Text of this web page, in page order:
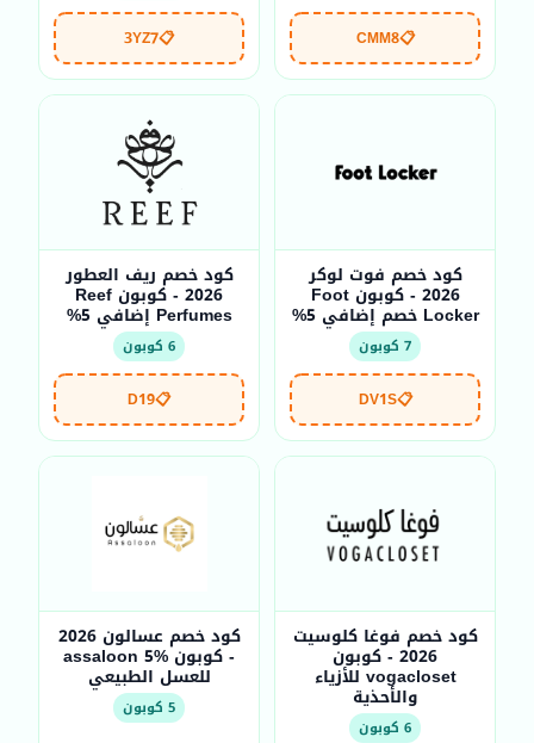
📋
CMM8
📋
3YZ7
كود خصم فوت لوكر
2026 - كوبون Foot
Locker خصم إضافي 5%
7 كوبون
📋
DV1S
كود خصم ريف العطور
2026 - كوبون Reef
Perfumes إضافي 5%
6 كوبون
📋
D19
كود خصم فوغا كلوسيت
2026 - كوبون
vogacloset للأزياء
والأحذية
6 كوبون
كود خصم عسالون 2026
- كوبون assaloon 5%
للعسل الطبيعي
5 كوبون